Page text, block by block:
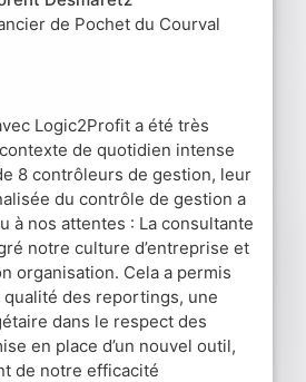
de Pochet du Courval
Logic2Profit a été très
de quotidien intense
8 contrôleurs de gestion, leur
du contrôle de gestion a
à nos attentes : La consultante
notre culture d’entreprise et
organisation. Cela a permis
des reportings, une
dans le respect des
en place d’un nouvel outil,
de notre efficacité